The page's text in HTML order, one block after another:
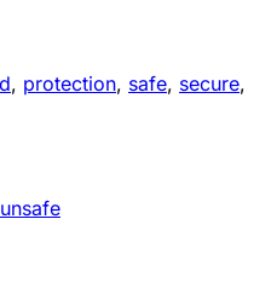
, protection, safe, secure,
unsafe